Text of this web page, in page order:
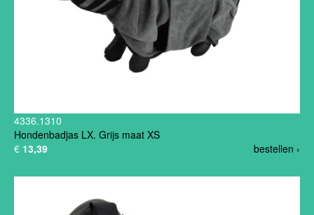
4336.1310
Hondenbadjas LX. Grijs maat XS
bestellen ›
€ 13,39